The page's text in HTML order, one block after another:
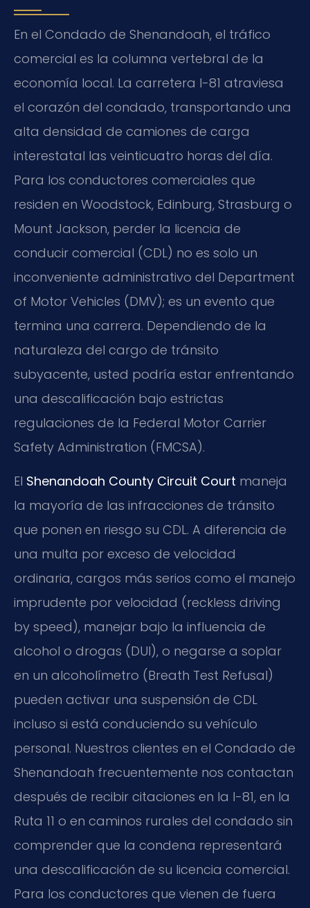
En el Condado de Shenandoah, el tráfico
comercial es la columna vertebral de la
economía local. La carretera I-81 atraviesa
el corazón del condado, transportando una
alta densidad de camiones de carga
interestatal las veinticuatro horas del día.
Para los conductores comerciales que
residen en Woodstock, Edinburg, Strasburg o
Mount Jackson, perder la licencia de
conducir comercial (CDL) no es solo un
inconveniente administrativo del Department
of Motor Vehicles (DMV); es un evento que
termina una carrera. Dependiendo de la
naturaleza del cargo de tránsito
subyacente, usted podría estar enfrentando
una descalificación bajo estrictas
regulaciones de la Federal Motor Carrier
Safety Administration (FMCSA).
El Shenandoah County Circuit Court maneja
la mayoría de las infracciones de tránsito
que ponen en riesgo su CDL. A diferencia de
una multa por exceso de velocidad
ordinaria, cargos más serios como el manejo
imprudente por velocidad (reckless driving
by speed), manejar bajo la influencia de
alcohol o drogas (DUI), o negarse a soplar
en un alcoholímetro (Breath Test Refusal)
pueden activar una suspensión de CDL
incluso si está conduciendo su vehículo
personal. Nuestros clientes en el Condado de
Shenandoah frecuentemente nos contactan
después de recibir citaciones en la I-81, en la
Ruta 11 o en caminos rurales del condado sin
comprender que la condena representará
una descalificación de su licencia comercial.
Para los conductores que vienen de fuera